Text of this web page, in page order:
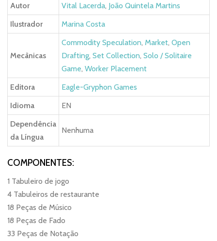
Autor
Vital Lacerda, João Quintela Martins
Ilustrador
Marina Costa
Mecânicas
Commodity Speculation, Market, Open
Drafting, Set Collection, Solo / Solitaire
Game, Worker Placement
Editora
Eagle-Gryphon Games
Idioma
EN
Dependência
da Língua
Nenhuma
COMPONENTES:
1 Tabuleiro de jogo
4 Tabuleiros de restaurante
18 Peças de Músico
18 Peças de Fado
33 Peças de Notação